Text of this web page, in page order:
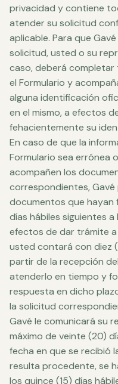
privacidad y contiene
atender su solicitud
aplicable. Para que
solicitud, usted o su
caso, deberá
el Formulario y
alguna identificación
en el mismo, a efectos
fehacientemente su
En caso de que la
Formulario sea errónea
acompañen los
correspondientes,
documentos que
días hábiles siguientes
efectos de dar trámite a
usted contará con diez
partir de la recepción
atenderlo en tiempo y
respuesta en dicho
la solicitud
Gavé le comunicará su
máximo de veinte (20)
fecha en que se recibió
resulta procedente, se
los quince (15) días